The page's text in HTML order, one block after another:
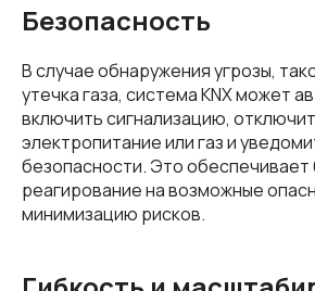
Безопасность
В случае обнаружения угрозы,
утечка газа, система KNX может
включить сигнализацию,
электропитание или газ и
безопасности. Это
реагирование на возможные
минимизацию рисков.